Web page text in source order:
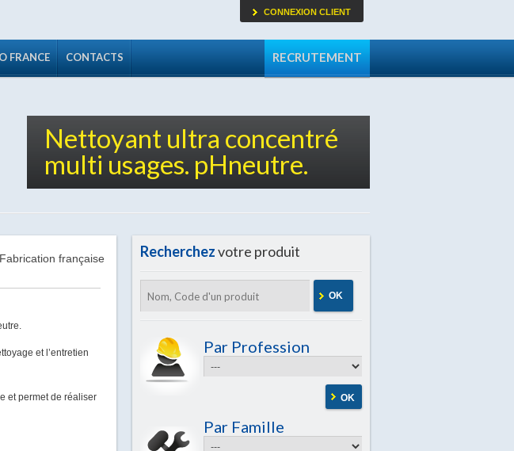
RECRUTEMENT
FRANCE CONTACTS
CONNEXION CLIENT
Nettoyant ultra concentré
multi usages. pHneutre.
et l’entretien
et permet de réaliser
Recherchezvotre produit
OK
Par Profession
OK
Par Famille